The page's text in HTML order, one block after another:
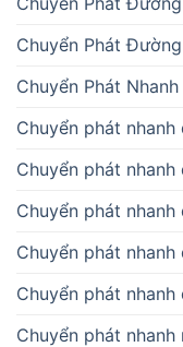
Chuyển Phát
Chuyển Phát Nhanh
Chuyển phát nhanh
Chuyển phát nhanh
Chuyển phát
Chuyển phát nhanh
Chuyển phát nhanh
Chuyển phát nhanh